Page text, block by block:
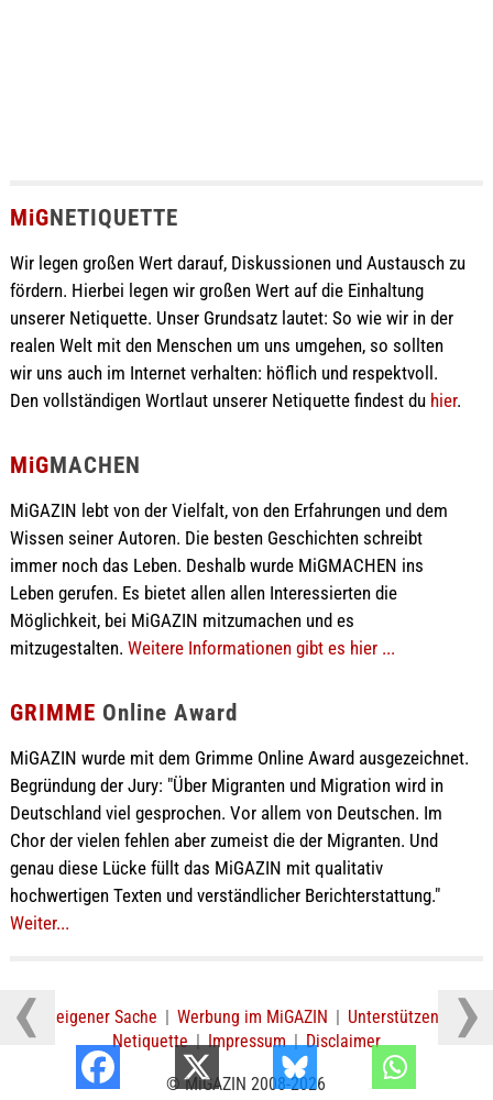
MiGNETIQUETTE
Wir legen großen Wert darauf, Diskussionen und Austausch zu
fördern. Hierbei legen wir großen Wert auf die Einhaltung
unserer Netiquette. Unser Grundsatz lautet: So wie wir in der
realen Welt mit den Menschen um uns umgehen, so sollten
wir uns auch im Internet verhalten: höflich und respektvoll.
Den vollständigen Wortlaut unserer Netiquette findest du hier.
MiGMACHEN
MiGAZIN lebt von der Vielfalt, von den Erfahrungen und dem
Wissen seiner Autoren. Die besten Geschichten schreibt
immer noch das Leben. Deshalb wurde MiGMACHEN ins
Leben gerufen. Es bietet allen allen Interessierten die
Möglichkeit, bei MiGAZIN mitzumachen und es
mitzugestalten. Weitere Informationen gibt es hier ...
GRIMME Online Award
MiGAZIN wurde mit dem Grimme Online Award ausgezeichnet.
Begründung der Jury: "Über Migranten und Migration wird in
Deutschland viel gesprochen. Vor allem von Deutschen. Im
Chor der vielen fehlen aber zumeist die der Migranten. Und
genau diese Lücke füllt das MiGAZIN mit qualitativ
hochwertigen Texten und verständlicher Berichterstattung."
Weiter...
In eigener Sache | Werbung im MiGAZIN | Unterstützen
Netiquette | Impressum | Disclaimer
© MiGAZIN 2008-2026